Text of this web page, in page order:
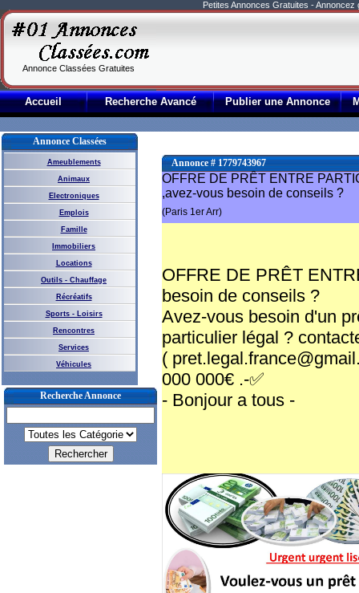
Petites Annonces Gratuites -
Annonce Classées Gratuites
Accueil Recherche Avancé Publier une Annonce
Annonce Classées
Ameublements
Animaux
Electroniques
Emplois
Famille
Immobiliers
Locations
Outils - Chauffage
Récréatifs
Sports - Loisirs
Rencontres
Services
Véhicules
Recherche Annonce
Annonce # 1779743967
OFFRE DE PRÊT ENTRE
,avez-vous besoin de conseils ?
(Paris 1er Arr)
OFFRE DE PRÊT
besoin de conseils ?
Avez-vous besoin d'un
particulier légal ?
(
000 000€ .-✅
- Bonjour a tous -